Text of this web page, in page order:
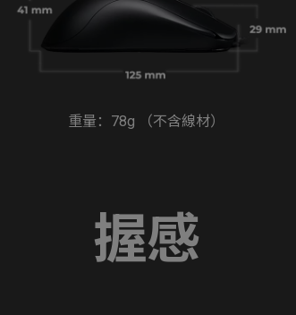
重量：78g （不含線材）
握感